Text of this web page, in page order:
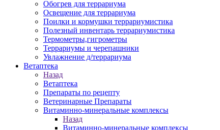
Обогрев для террариума
Освещение для террариума
Поилки и кормушки террариумистика
Полезный инвентарь террариумистика
Термометры,гигрометры
Террариумы и черепашники
Увлажнение д/террариума
Ветаптека
Назад
Ветаптека
Препараты по рецепту
Ветеринарные Препараты
Витаминно-минеральные комплексы
Назад
Витаминно-минеральные комплексы